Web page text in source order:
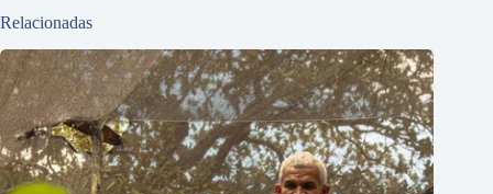
Relacionadas